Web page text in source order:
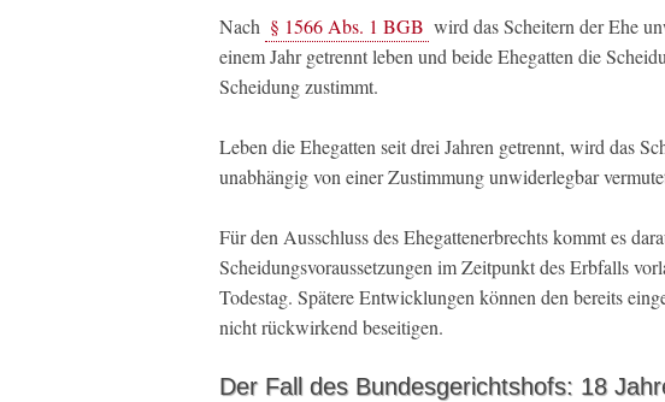
Nach § 1566 Abs. 1 BGB wird das Scheitern der Ehe
einem Jahr getrennt leben und beide Ehegatten die
Scheidung zustimmt.
Leben die Ehegatten seit drei Jahren getrennt, wird das
unabhängig von einer Zustimmung unwiderlegbar
Für den Ausschluss des Ehegattenerbrechts kommt es
Scheidungsvoraussetzungen im Zeitpunkt des Erbfalls
Todestag. Spätere Entwicklungen können den bereits
nicht rückwirkend beseitigen.
Der Fall des Bundesgerichtshofs: 18